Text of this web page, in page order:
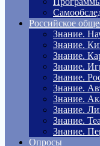
Российское
Знание.
Знание.
Знание.
Знание.
Знание.
Знание.
Знание.
Знание.
Знание.
Знание.
Опросы